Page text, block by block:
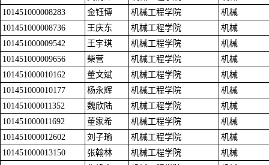
101451000008283
金钰博 机械工程学院
机械
101451000008736
王庆东 机械工程学院
机械
101451000009542
王宇琪 机械工程学院
机械
101451000009656
柴营 机械工程学院
机械
101451000010162
董文斌 机械工程学院
机械
101451000010177
杨永辉 机械工程学院
机械
101451000011352
魏欣陆 机械工程学院
机械
101451000011692
董家希 机械工程学院
机械
101451000012602
刘子瑜 机械工程学院
机械
101451000013150
张翰林 机械工程学院
机械